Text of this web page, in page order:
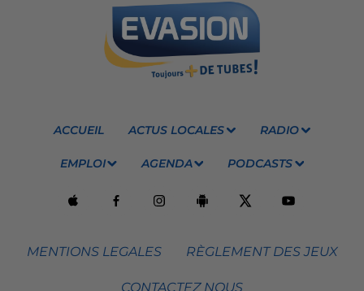
ACCUEIL ACTUS LOCALES RADIO
EMPLOI AGENDA PODCASTS
MENTIONS LEGALES RÈGLEMENT DES JEUX
CONTACTEZ NOUS